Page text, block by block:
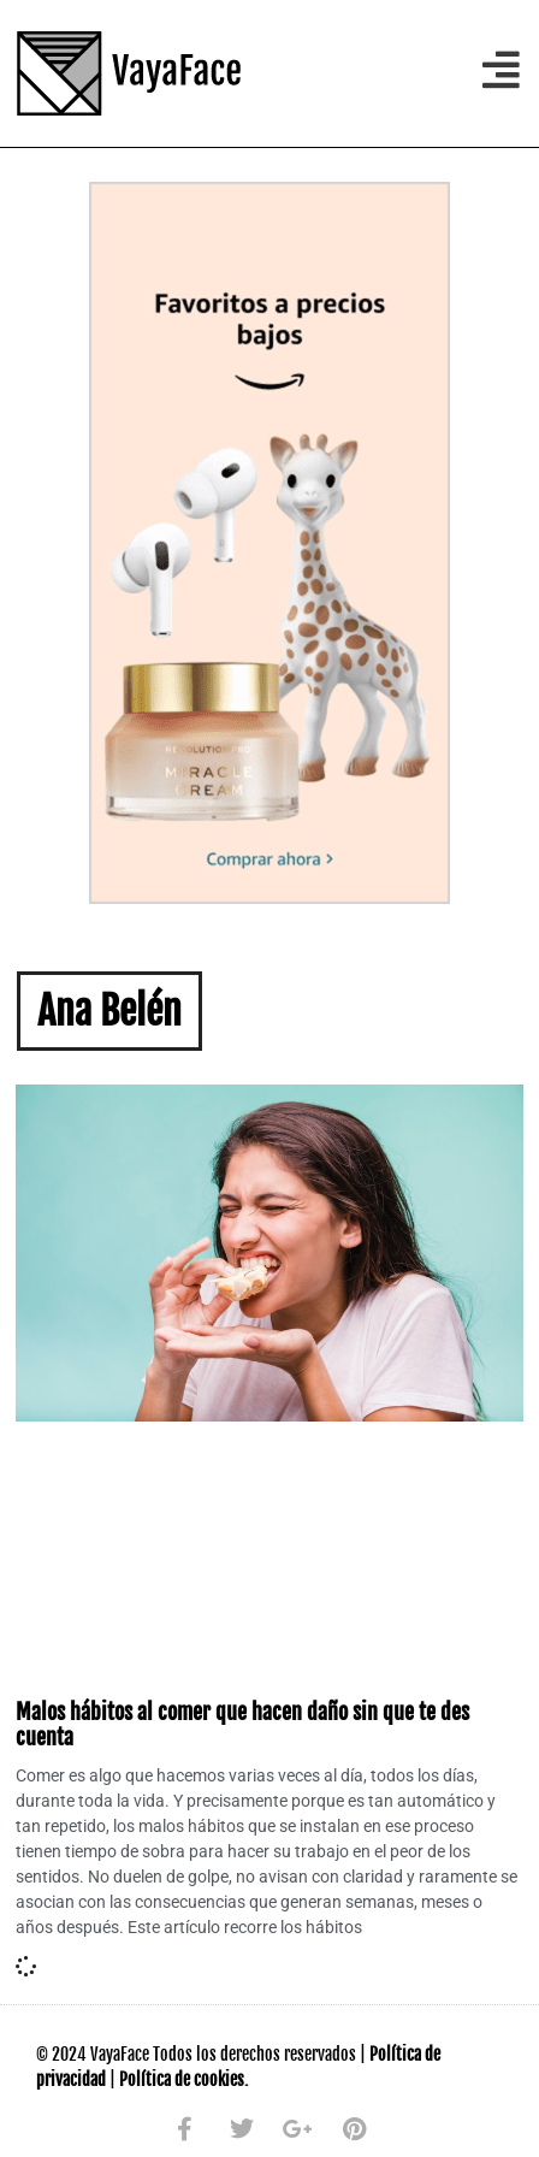
Ana Belén
Malos hábitos al comer que hacen daño sin que te des
cuenta
Comer es algo que hacemos varias veces al día, todos los días,
durante toda la vida. Y precisamente porque es tan automático y
tan repetido, los malos hábitos que se instalan en ese proceso
tienen tiempo de sobra para hacer su trabajo en el peor de los
sentidos. No duelen de golpe, no avisan con claridad y raramente se
asocian con las consecuencias que generan semanas, meses o
años después. Este artículo recorre los hábitos
© 2024 VayaFace Todos los derechos reservados |
Política de
privacidad
Política de cookies.